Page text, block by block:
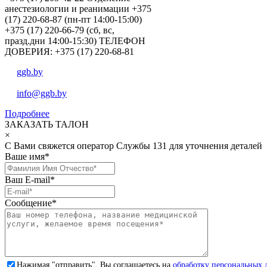
анестезиологии и реанимации +375
(17) 220-68-87 (пн-пт 14:00-15:00)
+375 (17) 220-66-79 (сб, вс,
празд.дни 14:00-15:30) ТЕЛЕФОН
ДОВЕРИЯ: +375 (17) 220-68-81
ggb.by
info@ggb.by
Подробнее
ЗАКАЗАТЬ ТАЛОН
×
С Вами свяжется оператор Службы 131 для уточнения деталей
Ваше имя*
Ваш E-mail*
Сообщение*
Нажимая "отправить", Вы соглашаетесь на обработку персональных